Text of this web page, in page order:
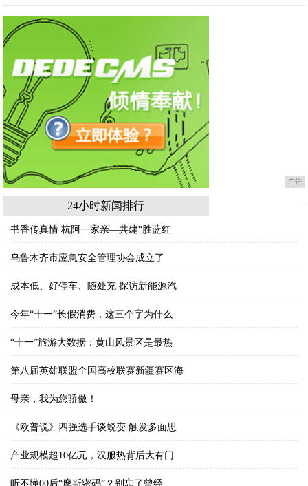
广告
24小时新闻排行
书香传真情 杭阿一家亲—共建“胜蓝红
乌鲁木齐市应急安全管理协会成立了
成本低、好停车、随处充 探访新能源汽
今年“十一”长假消费，这三个字为什么
“十一”旅游大数据：黄山风景区是最热
第八届英雄联盟全国高校联赛新疆赛区海
母亲，我为您骄傲！
《欧普说》四强选手谈蜕变 触发多面思
产业规模超10亿元，汉服热背后大有门
听不懂00后“摩斯密码”？别忘了曾经